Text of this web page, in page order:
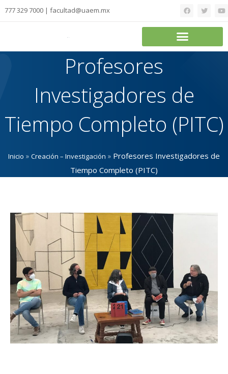
777 329 7000 | facultad@uaem.mx
Profesores
Investigadores de
Tiempo Completo (PITC)
Inicio » Creación – Investigación » Profesores Investigadores de
Tiempo Completo (PITC)